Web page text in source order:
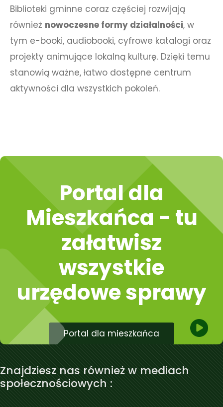
Biblioteki gminne coraz częściej rozwijają
również nowoczesne formy działalności, w
tym e-booki, audiobooki, cyfrowe katalogi oraz
projekty animujące lokalną kulturę. Dzięki temu
stanowią ważne, łatwo dostępne centrum
aktywności dla wszystkich pokoleń.
Portal dla
Mieszkańca - tu
załatwisz
wszystkie
urzędowe sprawy
Portal dla mieszkańca
Znajdziesz nas również w mediach
społecznościowych :